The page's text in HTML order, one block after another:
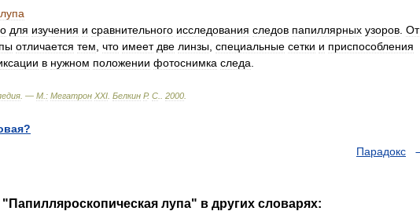
лупа
для изучения и сравнительного исследования следов папиллярных узоров От
отличается тем что имеет две линзы специальные сетки и приспособления
в нужном положении фотоснимка следа
. — М : Мегатрон XXI Белкин Р. С 2000
Парадокс
лупа" в других словарях: